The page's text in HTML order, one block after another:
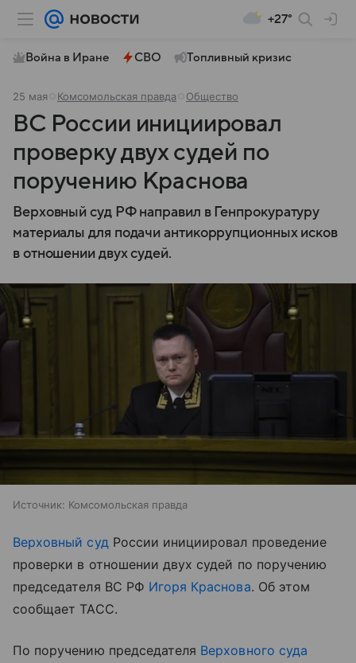
+27°
Война в Иране СВО Топливный кризис
25 мая Комсомольская правда Общество
ВС России инициировал
проверку двух судей по
поручению Краснова
Верховный суд РФ направил в Генпрокуратуру
материалы для подачи антикоррупционных исков
в отношении двух судей.
Источник: Комсомольская правда
Верховный суд России инициировал проведение
проверки в отношении двух судей по поручению
председателя ВС РФ Игоря Краснова. Об этом
сообщает ТАСС.
По поручению председателя Верховного суда